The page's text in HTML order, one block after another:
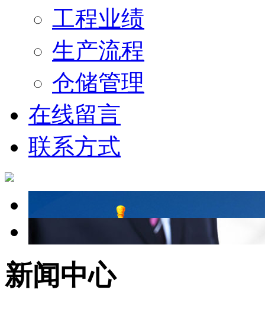
工程业绩
生产流程
仓储管理
在线留言
联系方式
新闻中心